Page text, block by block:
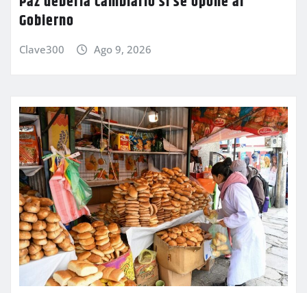
Gobierno
Clave300 Ago 9, 2026